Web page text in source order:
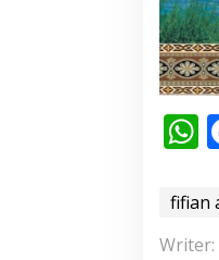
h
s
fifian
Writer: